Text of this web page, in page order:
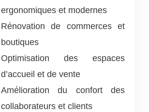
ergonomiques et modernes
Rénovation de commerces et
boutiques
Optimisation des espaces
d’accueil et de vente
Amélioration du confort des
collaborateurs et clients